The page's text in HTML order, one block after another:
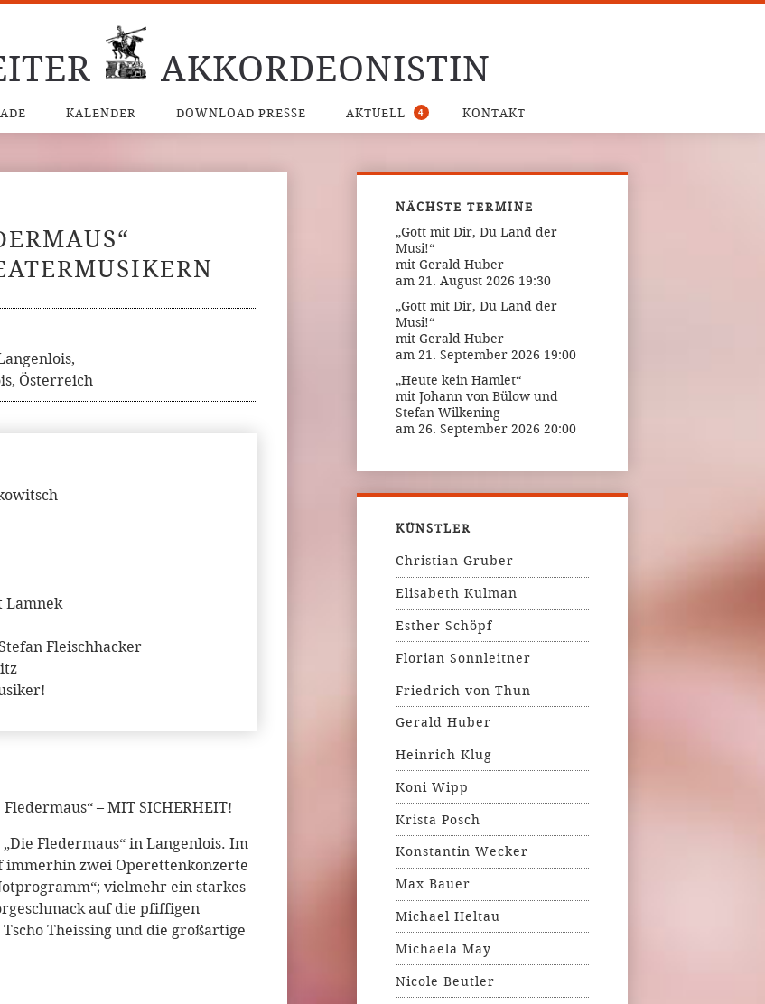
AKKORDEONISTIN
KALENDER DOWNLOAD PRESSE AKTUELL 4 KONTAKT
Österreich
Lamnek
Fleischhacker
– MIT SICHERHEIT!
Fledermaus“ in Langenlois. Im
immerhin zwei Operettenkonzerte
vielmehr ein starkes
auf die pfiffigen
Theissing und die großartige
NÄCHSTE TERMINE
„Gott mit Dir, Du Land der
Musi!“
mit Gerald Huber
am 21. August 2026 19:30
„Gott mit Dir, Du Land der
Musi!“
mit Gerald Huber
am 21. September 2026 19:00
„Heute kein Hamlet“
mit Johann von Bülow und
Stefan Wilkening
am 26. September 2026 20:00
KÜNSTLER
Christian Gruber
Elisabeth Kulman
Esther Schöpf
Florian Sonnleitner
Friedrich von Thun
Gerald Huber
Heinrich Klug
Koni Wipp
Krista Posch
Konstantin Wecker
Max Bauer
Michael Heltau
Michaela May
Nicole Beutler